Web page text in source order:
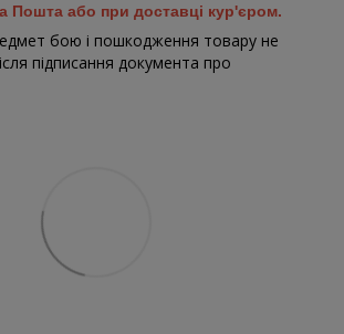
Пошта або при доставці кур'єром.
бою і пошкодження товару не
підписання документа про